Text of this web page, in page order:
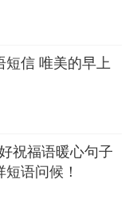
，其实嘴角已
你，比转账52
复播放一整
短信 唯美的早上
祝福语暖心句子
语问候！